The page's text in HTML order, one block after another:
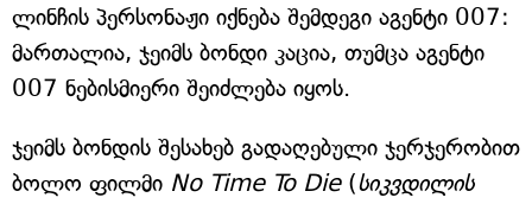
ლინჩის პერსონაჟი იქნება შემდეგი აგენტი 007:
მართალია, ჯეიმს ბონდი კაცია, თუმცა აგენტი
007 ნებისმიერი შეიძლება იყოს.
ჯეიმს ბონდის შესახებ გადაღებული ჯერჯერობით
ბოლო ფილმი No Time To Die(სიკვდილის